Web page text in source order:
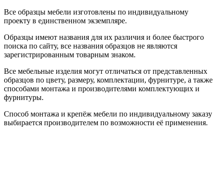
Все образцы мебели изготовлены по индивидуальному
проекту в единственном экземпляре.
Образцы имеют названия для их различия и более быстрого
поиска по сайту, все названия образцов не являются
зарегистрированным товарным знаком.
Все мебельные изделия могут отличаться от представленных
образцов по цвету, размеру, комплектации, фурнитуре, а также
способами монтажа и производителями комплектующих и
фурнитуры.
Способ монтажа и крепёж мебели по индивидуальному заказу
выбирается производителем по возможности её применения.